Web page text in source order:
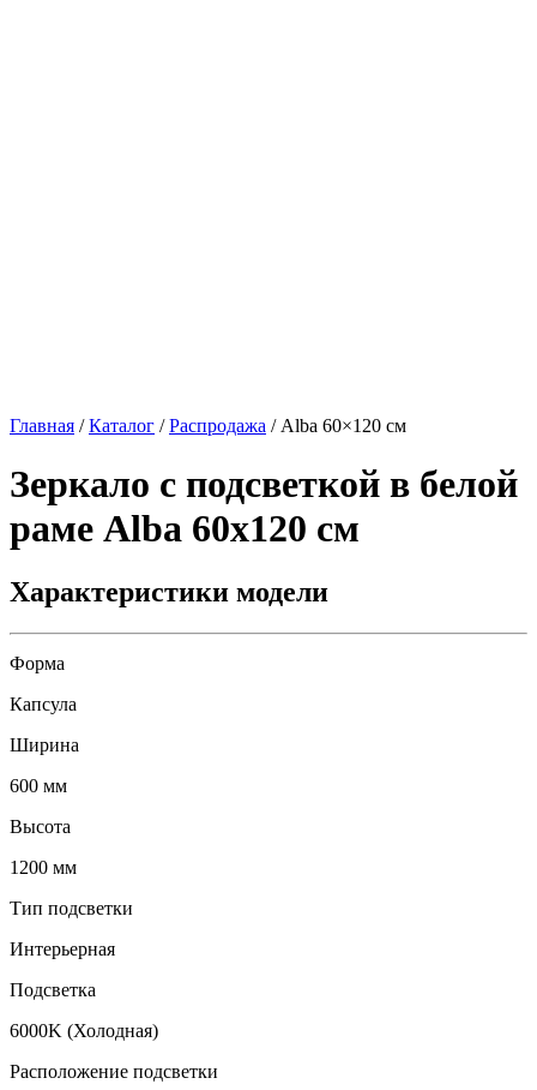
Главная /Каталог /Распродажа / Alba 60×120 см
Зеркало с подсветкой в белой
раме Alba 60x120 см
Характеристики модели
Форма
Капсула
Ширина
600 мм
Высота
1200 мм
Тип подсветки
Интерьерная
Подсветка
6000K (Холодная)
Расположение подсветки